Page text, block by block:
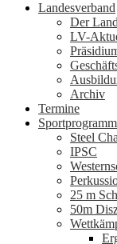
Landesverband
Der
LV-
Archiv
Termine
Sportprogramm
Steel
IPSC
25 m
50m